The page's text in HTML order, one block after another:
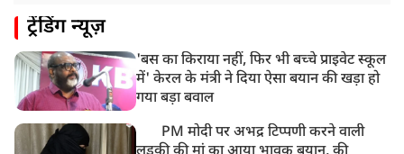
ट्रेंडिंग न्यूज़
'बस का किराया नहीं, फिर भी बच्चे प्राइवेट स्कूल
में' केरल के मंत्री ने दिया ऐसा बयान की खड़ा हो
गया बड़ा बवाल
PM मोदी पर अभद्र टिप्पणी करने वाली